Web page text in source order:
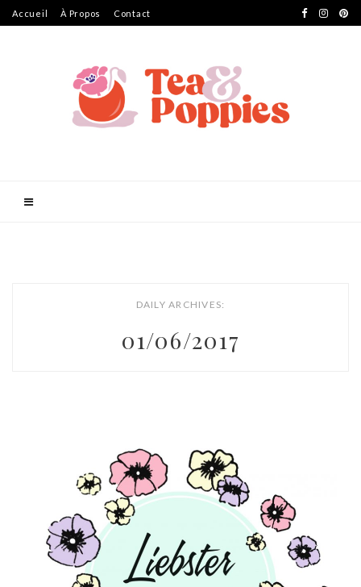
Accueil À Propos Contact
DAILY ARCHIVES:
01/06/2017